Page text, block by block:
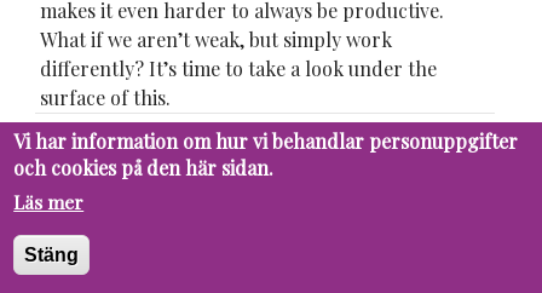
makes it even harder to always be productive.
What if we aren’t weak, but simply work
differently? It’s time to take a look under the
surface of this.
19 MAY PUPIL FUTURE
Should AI be integrated in the
educational process?
We live in a world where digital progress is not
Vi har information om hur vi behandlar personuppgifter
och cookies på den här sidan.
Läs mer
Stäng